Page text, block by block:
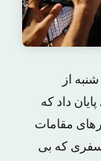
از
داد که
مقامات
سفری که بی